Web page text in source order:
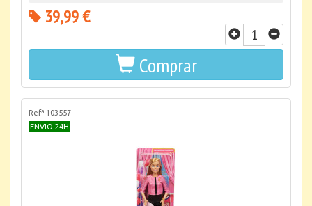
39,99 €
Comprar
Refª 103557
ENVIO 24H